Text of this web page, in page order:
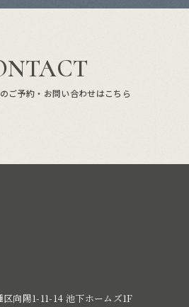
ご予約・お問い合わせはこちら
向陽1-11-14 池下ホームズ1F